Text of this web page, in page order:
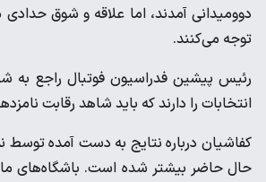
دوومیدانی آمدند، اما علاقه و شوق
توجه می‌کنند.
رئیس پیشین فدراسیون فوتبال راجع
انتخابات را دارند که باید شاهد رقابت
کفاشیان درباره نتایج به دست آمده توسط
حال حاضر بیشتر شده است. باشگاه‌های ما